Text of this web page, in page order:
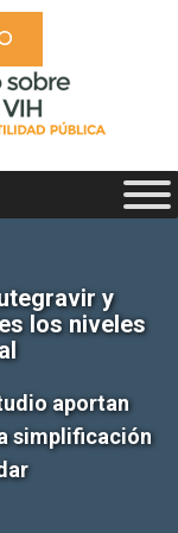
y
los niveles
aportan
simplificación